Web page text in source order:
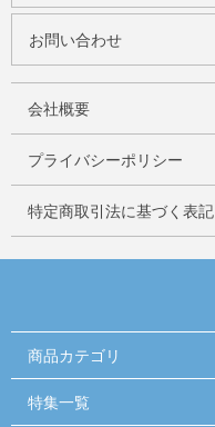
お問い合わせ
会社概要
プライバシーポリシー
特定商取引法に基づく表記
商品カテゴリ
特集一覧